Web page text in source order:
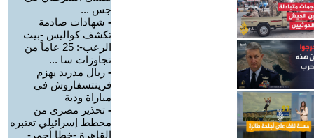
جس ...
- شهادات صادمة
تكشف كواليس -بيت
الرعب-: 25 عاماً من
تجاوزات سا ...
- ريال مدريد يهزم
فرينتسفاروش في
مباراة ودية
- تحذير مصري من
مخطط إسرائيلي تعتبره
القاهرة -خطا أحمر-